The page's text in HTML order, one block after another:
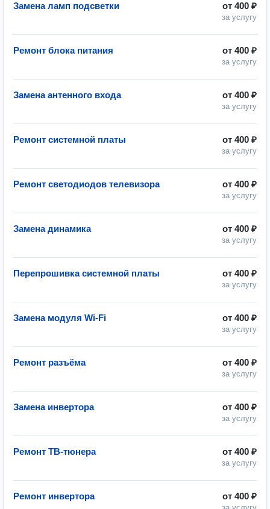
от 400 ₽
за услугу
Замена ламп подсветки
от 400 ₽
за услугу
Ремонт блока питания
от 400 ₽
за услугу
Замена антенного входа
от 400 ₽
за услугу
Ремонт системной платы
от 400 ₽
за услугу
Ремонт светодиодов телевизора
от 400 ₽
за услугу
Замена динамика
от 400 ₽
за услугу
Перепрошивка системной платы
от 400 ₽
за услугу
Замена модуля Wi-Fi
от 400 ₽
за услугу
Ремонт разъёма
от 400 ₽
за услугу
Замена инвертора
от 400 ₽
за услугу
Ремонт ТВ-тюнера
от 400 ₽
Ремонт инвертора